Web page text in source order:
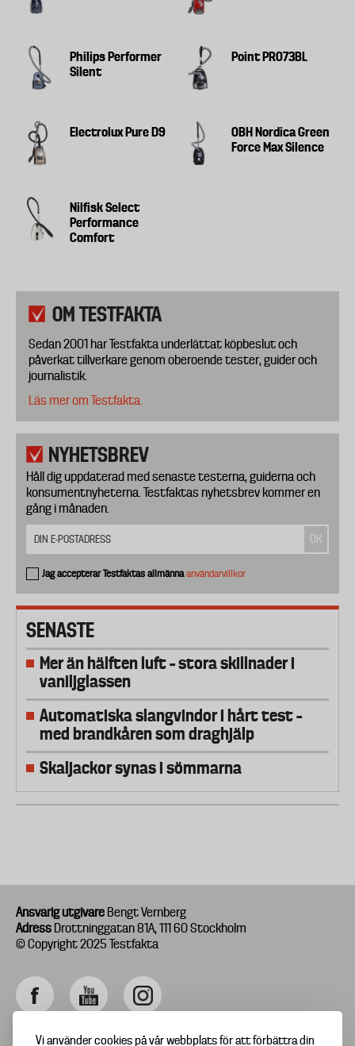
Vi använder cookies på vår webbplats för att förbättra din
Philips Performer
Silent
Point PRO73BL
Electrolux Pure D9
OBH Nordica Green
Force Max Silence
Nilfisk Select
Performance
Comfort
OM TESTFAKTA
Sedan 2001 har Testfakta underlättat köpbeslut och
påverkat tillverkare genom oberoende tester, guider och
journalistik.
Läs mer om Testfakta.
NYHETSBREV
Håll dig uppdaterad med senaste testerna, guiderna och
konsumentnyheterna. Testfaktas nyhetsbrev kommer en
gång i månaden.
Jag accepterar Testfaktas allmännaanvändarvillkor
SENASTE
Mer än hälften luft – stora skillnader i
vaniljglassen
Automatiska slangvindor i hårt test –
med brandkåren som draghjälp
Skaljackor synas i sömmarna
Ansvarig utgivare Bengt Vernberg
Adress Drottninggatan 81A, 111 60 Stockholm
© Copyright 2025 Testfakta